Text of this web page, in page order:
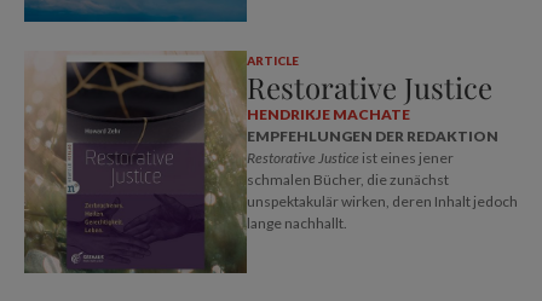
ARTICLE
Restorative Justice
HENDRIKJE MACHATE
EMPFEHLUNGEN DER REDAKTION
Restorative Justice ist eines jener
schmalen Bücher, die zunächst
unspektakulär wirken, deren Inhalt jedoch
lange nachhallt.